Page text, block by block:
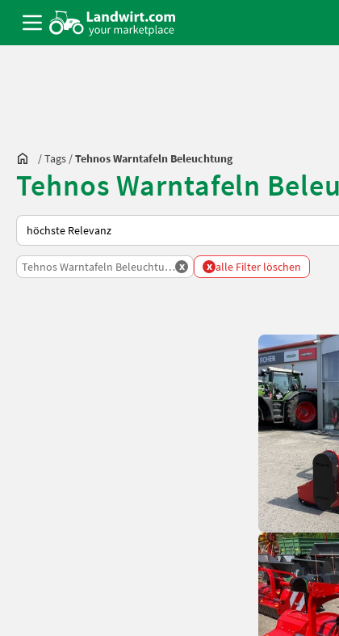
/Tags /Tehnos Warntafeln Beleuchtung
Tehnos Warntafeln
So wird auf Landwirt.com sortiert
Tehnos Warntafeln Beleuchtungx x alle Filter löschen